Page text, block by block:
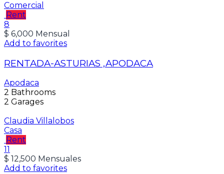
Comercial
Rent
8
$ 6,000 Mensual
Add to favorites
RENTADA-ASTURIAS ,APODACA
Apodaca
2 Bathrooms
2 Garages
Claudia Villalobos
Casa
Rent
11
$ 12,500 Mensuales
Add to favorites